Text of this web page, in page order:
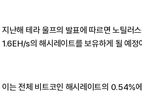
지난해 테라 울프의 발표에 따르면 노틸러
1.6EH/s의 해시레이트를 보유하게 될 예정
이는 전체 비트코인 해시레이트의 0.54%